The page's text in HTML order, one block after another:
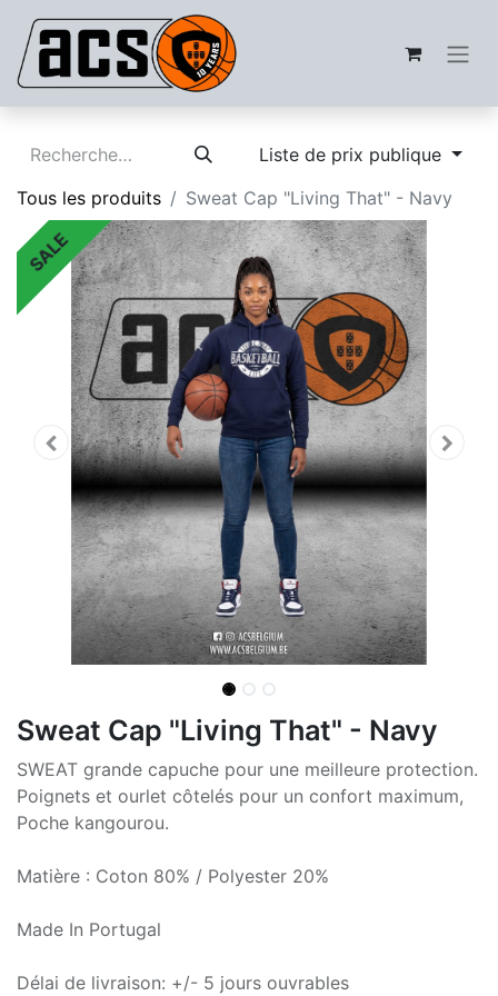
Liste de prix publique
Tous les produits
Sweat Cap "Living That" - Navy
SALE
Sweat Cap "Living That" - Navy
SWEAT grande capuche pour une meilleure protection.
Poignets et ourlet côtelés pour un confort maximum,
Poche kangourou.
Matière : Coton 80% / Polyester 20%
Made In Portugal
Délai de livraison: +/- 5 jours ouvrables